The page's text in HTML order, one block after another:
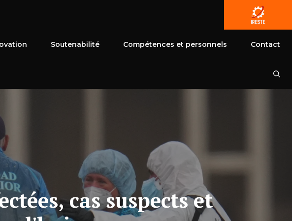
Soutenabilité Compétences et personnels Contact
cas suspects et